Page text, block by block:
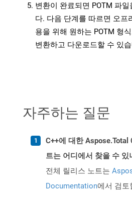
변환이 완료되면 POTM 파
다. 다음 단계를 따르면 오프
용을 위해 원하는 POTM 형
변환하고 다운로드할 수 있
자주하는 질문
C++에 대한 Aspose.Total
트는 어디에서 찾을 수 있
전체 릴리스 노트는
Documentation에서 검토